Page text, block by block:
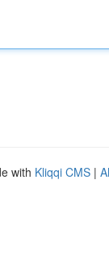
with Kliqqi CMS |